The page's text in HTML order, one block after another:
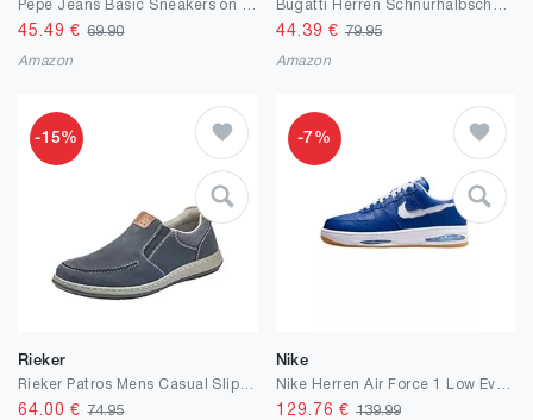
45.49 €69.90
Amazon
44.39 € 79.95
Amazon
-15%
Rieker
64.00 €74.95
-7%
Nike
129.76 € 139.99